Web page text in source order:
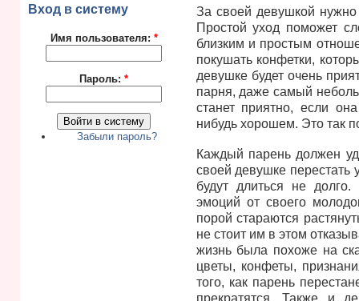
Вход в систему
Имя пользователя: *
Пароль: *
Забыли пароль?
За своей девушкой
Простой уход поможет
близким и простым
покушать конфетки,
девушке будет очень
парня, даже самый
станет приятно, если
нибудь хорошем. Это так
Каждый парень должен
своей девушке перестать
будут длиться не
эмоций от своего
порой стараются
не стоит им в этом
жизнь была похоже на
цветы, конфеты,
того, как парень